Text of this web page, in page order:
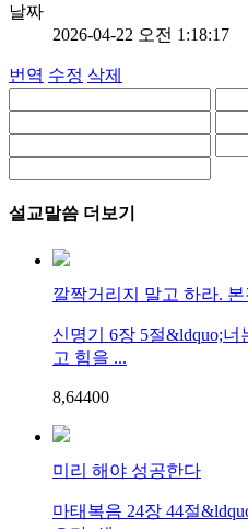
날짜
2026-04-22 오전 1:18:17
번역 수정 삭제
설교말씀 더보기
깔짝거리지 말고 하라.
신명기 6장 5절&ldquo;
고 힘을 ...
8,64400
미리 해야 성공한다
마태복음 24장 44절